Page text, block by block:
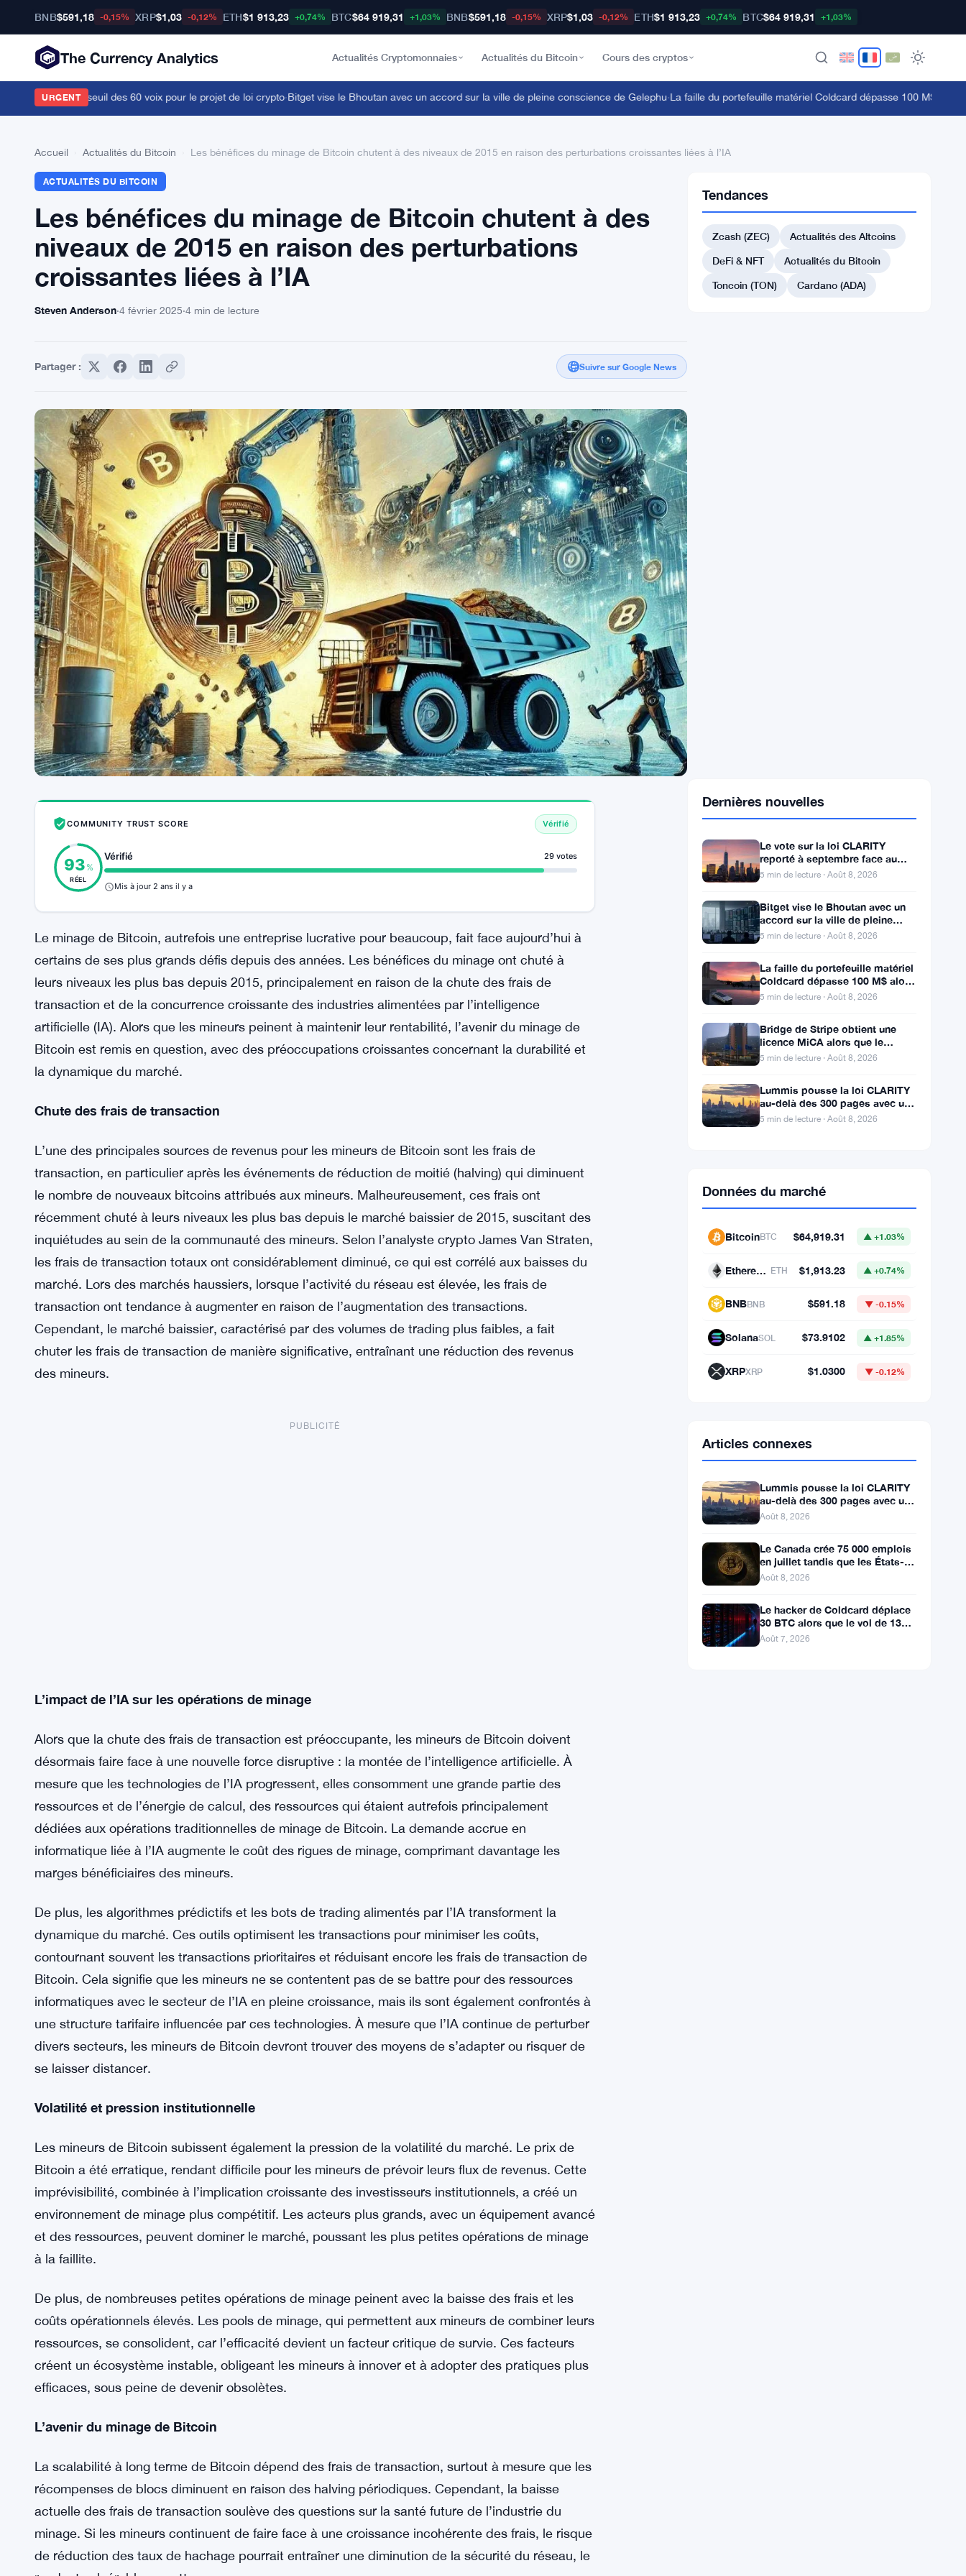
BNB$591,18 -0,15% XRP$1,03 -0,12% ETH$1 913,23 +0,74% BTC$64 919,31 +1,03% BNB$591,18 -0,15% XRP$1,03 -0,12% ETH$1 913,23 +0,74% BTC$64 919,31 +1,03%
The Currency Analytics Actualités Cryptomonnaies Actualités du Bitcoin Cours des cryptos
URGENT
face au seuil des 60 voix pour le projet de loi crypto·Bitget vise le Bhoutan avec un accord sur la ville de pleine conscience de Gelephu·La faille du portefeuille matériel Coldcard dépasse 100 M$ alors
Accueil Actualités du Bitcoin Les bénéfices du minage de Bitcoin chutent à des niveaux de 2015 en raison des perturbations croissantes liées à l’IA
ACTUALITÉS DU BITCOIN
Les bénéfices du minage de Bitcoin chutent à des
niveaux de 2015 en raison des perturbations
croissantes liées à l’IA
Steven Anderson·4 février 2025·4 min de lecture
Partager : Suivre sur Google News
COMMUNITY TRUST SCORE Vérifié
93 %
RÉEL
Vérifié 29 votes
Mis à jour 2 ans il y a
Le minage de Bitcoin, autrefois une entreprise lucrative pour beaucoup, fait face aujourd’hui à
certains de ses plus grands défis depuis des années. Les bénéfices du minage ont chuté à
leurs niveaux les plus bas depuis 2015, principalement en raison de la chute des frais de
transaction et de la concurrence croissante des industries alimentées par l’intelligence
artificielle (IA). Alors que les mineurs peinent à maintenir leur rentabilité, l’avenir du minage de
Bitcoin est remis en question, avec des préoccupations croissantes concernant la durabilité et
la dynamique du marché.
Chute des frais de transaction
L’une des principales sources de revenus pour les mineurs de Bitcoin sont les frais de
transaction, en particulier après les événements de réduction de moitié (halving) qui diminuent
le nombre de nouveaux bitcoins attribués aux mineurs. Malheureusement, ces frais ont
récemment chuté à leurs niveaux les plus bas depuis le marché baissier de 2015, suscitant des
inquiétudes au sein de la communauté des mineurs. Selon l’analyste crypto James Van Straten,
les frais de transaction totaux ont considérablement diminué, ce qui est corrélé aux baisses du
marché. Lors des marchés haussiers, lorsque l’activité du réseau est élevée, les frais de
transaction ont tendance à augmenter en raison de l’augmentation des transactions.
Cependant, le marché baissier, caractérisé par des volumes de trading plus faibles, a fait
chuter les frais de transaction de manière significative, entraînant une réduction des revenus
des mineurs.
PUBLICITÉ
L’impact de l’IA sur les opérations de minage
Alors que la chute des frais de transaction est préoccupante, les mineurs de Bitcoin doivent
désormais faire face à une nouvelle force disruptive : la montée de l’intelligence artificielle. À
mesure que les technologies de l’IA progressent, elles consomment une grande partie des
ressources et de l’énergie de calcul, des ressources qui étaient autrefois principalement
dédiées aux opérations traditionnelles de minage de Bitcoin. La demande accrue en
informatique liée à l’IA augmente le coût des rigues de minage, comprimant davantage les
marges bénéficiaires des mineurs.
De plus, les algorithmes prédictifs et les bots de trading alimentés par l’IA transforment la
dynamique du marché. Ces outils optimisent les transactions pour minimiser les coûts,
contournant souvent les transactions prioritaires et réduisant encore les frais de transaction de
Bitcoin. Cela signifie que les mineurs ne se contentent pas de se battre pour des ressources
informatiques avec le secteur de l’IA en pleine croissance, mais ils sont également confrontés à
une structure tarifaire influencée par ces technologies. À mesure que l’IA continue de perturber
divers secteurs, les mineurs de Bitcoin devront trouver des moyens de s’adapter ou risquer de
se laisser distancer.
Volatilité et pression institutionnelle
Les mineurs de Bitcoin subissent également la pression de la volatilité du marché. Le prix de
Bitcoin a été erratique, rendant difficile pour les mineurs de prévoir leurs flux de revenus. Cette
imprévisibilité, combinée à l’implication croissante des investisseurs institutionnels, a créé un
environnement de minage plus compétitif. Les acteurs plus grands, avec un équipement avancé
et des ressources, peuvent dominer le marché, poussant les plus petites opérations de minage
à la faillite.
De plus, de nombreuses petites opérations de minage peinent avec la baisse des frais et les
coûts opérationnels élevés. Les pools de minage, qui permettent aux mineurs de combiner leurs
ressources, se consolident, car l’efficacité devient un facteur critique de survie. Ces facteurs
créent un écosystème instable, obligeant les mineurs à innover et à adopter des pratiques plus
efficaces, sous peine de devenir obsolètes.
L’avenir du minage de Bitcoin
La scalabilité à long terme de Bitcoin dépend des frais de transaction, surtout à mesure que les
récompenses de blocs diminuent en raison des halving périodiques. Cependant, la baisse
actuelle des frais de transaction soulève des questions sur la santé future de l’industrie du
minage. Si les mineurs continuent de faire face à une croissance incohérente des frais, le risque
de réduction des taux de hachage pourrait entraîner une diminution de la sécurité du réseau, le
Tendances
Zcash (ZEC)
Actualités des Altcoins
DeFi & NFT
Actualités du Bitcoin
Toncoin (TON)
Cardano (ADA)
Dernières nouvelles
Le vote sur la loi CLARITY
reporté à septembre face au
seuil des 60 voix pour le projet
5 min de lecture · Août 8, 2026
Bitget vise le Bhoutan avec un
accord sur la ville de pleine
conscience de Gelephu
5 min de lecture · Août 8, 2026
La faille du portefeuille matériel
Coldcard dépasse 100 M$ alors
que les pertes cryptos de juillet
5 min de lecture · Août 8, 2026
Bridge de Stripe obtient une
licence MiCA alors que le
registre crypto de l’UE atteint
5 min de lecture · Août 8, 2026
Lummis pousse la loi CLARITY
au-delà des 300 pages avec un
vote en septembre
5 min de lecture · Août 8, 2026
Données du marché
BitcoinBTC $64,919.31 ▲ +1.03%
Ethereum ETH $1,913.23 ▲ +0.74%
BNBBNB $591.18 ▼ -0.15%
SolanaSOL $73.9102 ▲ +1.85%
XRPXRP $1.0300 ▼ -0.12%
Articles connexes
Lummis pousse la loi CLARITY
au-delà des 300 pages avec un
vote en septembre
Août 8, 2026
Le Canada crée 75 000 emplois
en juillet tandis que les États-
Unis en perdent 23 000, Bitcoin
Août 8, 2026
Le hacker de Coldcard déplace
30 BTC alors que le vol de 130
millions de dollars entre dans
Août 7, 2026